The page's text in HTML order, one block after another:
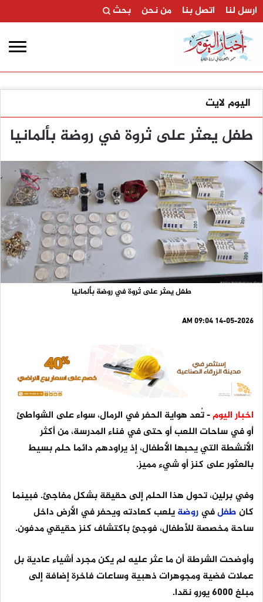
ارسل لنا اتصل بنا من نحن بحث
اليوم لايت
طفل يعثر على ثروة في روضة بألمانيا
طفل يعثر على ثروة في روضة بألمانيا
14-05-2026 09:04 AM
اخبار اليوم- تُعد هواية الحفر في الرمال، سواء على الشواطئ
أو في ساحات اللعب أو حتى في فناء المدرسة، من أكثر
الأنشطة التي يحبها الأطفال، إذ يراودهم دائما حلم بسيط
بالعثور على كنز أو شيء مميز.
وفي برلين، تحول هذا الحلم إلى حقيقة بشكل مفاجئ. فبينما
كانطفلفيروضةيلعب كعادته ويحفر في الأرض داخل
ساحة مخصصة للأطفال، فوجئ باكتشاف كنز حقيقي مدفون.
وأوضحت الشرطة أن ما عثر عليه لم يكن مجرد أشياء عادية بل
عملات فضية ومجوهرات ذهبية وساعات فاخرة إضافة إلى
مبلغ 6000 يورو نقدا.